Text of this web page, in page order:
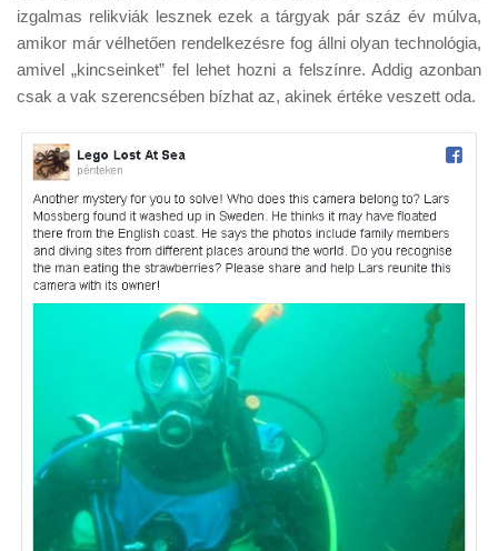
Helyszíni Riport
E-BB
izgalmas relikviák lesznek ezek a tárgyak pár száz év múlva,
amikor már vélhetően rendelkezésre fog állni olyan technológia,
amivel „kincseinket” fel lehet hozni a felszínre. Addig azonban
csak a vak szerencsében bízhat az, akinek értéke veszett oda.